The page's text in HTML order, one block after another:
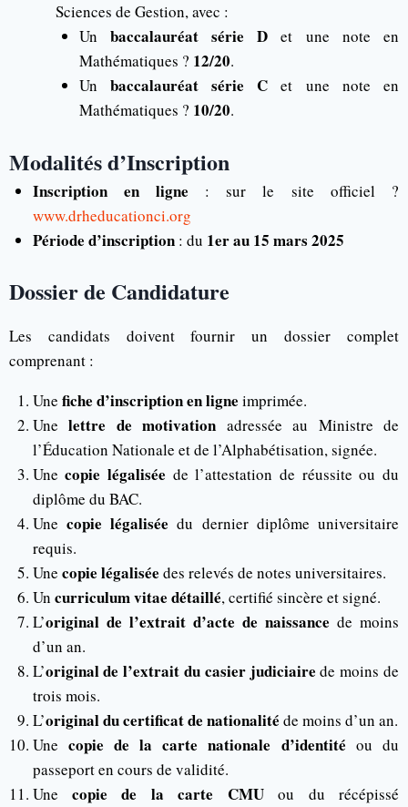
Sciences de Gestion, avec :
Un baccalauréat série D et une note en
Mathématiques ? 12/20.
Un baccalauréat série C et une note en
Mathématiques ? 10/20.
Modalités d’Inscription
Inscription en ligne : sur le site officiel ?
www.drheducationci.org
Période d’inscription: du 1er au 15 mars 2025
Dossier de Candidature
Les candidats doivent fournir un dossier complet
comprenant :
Une fiche d’inscription en ligne imprimée.
Une lettre de motivation adressée au Ministre de
l’Éducation Nationale et de l’Alphabétisation, signée.
Unecopie légalisée de l’attestation de réussite ou du
diplôme du BAC.
Une copie légalisée du dernier diplôme universitaire
requis.
Une copie légalisée des relevés de notes universitaires.
Un curriculum vitae détaillé, certifié sincère et signé.
L’original de l’extrait d’acte de naissance de moins
d’un an.
L’original de l’extrait du casier judiciaire de moins de
trois mois.
L’original du certificat de nationalité de moins d’un an.
Une copie de la carte nationale d’identité ou du
passeport en cours de validité.
Une copie de la carte CMUou du récépissé